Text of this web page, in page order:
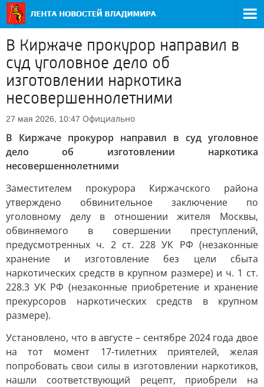
В Киржаче прокурор направил в
суд уголовное дело об
изготовлении наркотика
несовершеннолетними
27 мая 2026, 10:47 Официально
В Киржаче прокурор направил в суд уголовное
дело об изготовлении наркотика
несовершеннолетними
Заместителем прокурора Киржачского района
утверждено обвинительное заключение по
уголовному делу в отношении жителя Москвы,
обвиняемого в совершении преступлений,
предусмотренных ч. 2 ст. 228 УК РФ (незаконные
хранение и изготовление без цели сбыта
наркотических средств в крупном размере) и ч. 1 ст.
228.3 УК РФ (незаконные приобретение и хранение
прекурсоров наркотических средств в крупном
размере).
Установлено, что в августе – сентябре 2024 года двое
на тот момент 17-тилетних приятелей, желая
попробовать свои силы в изготовлении наркотиков,
нашли соответствующий рецепт, приобрели на